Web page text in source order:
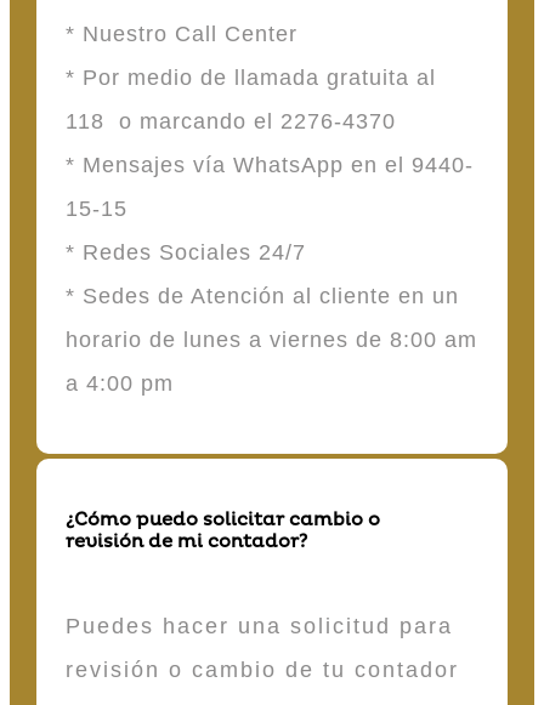
* Nuestro Call Center
* Por medio de llamada gratuita al
118 o marcando el 2276-4370
* Mensajes vía WhatsApp en el 9440-
15-15
* Redes Sociales 24/7
* Sedes de Atención al cliente en un
horario de lunes a viernes de 8:00 am
a 4:00 pm
¿Cómo puedo solicitar cambio o
revisión de mi contador?
Puedes hacer una solicitud para
revisión o cambio de tu contador